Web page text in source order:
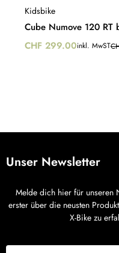
Kidsbike
Cube Numove 120 RT
CHF 299.00inkl. MwST
Unser Newsletter
Melde dich hier für unseren
erster über die neusten
X-Bike zu